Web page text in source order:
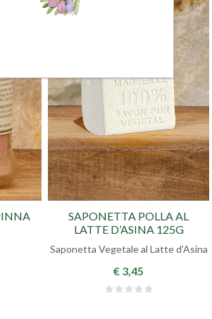
SAPONETTA POLLA AL
LATTE D’ASINA 125G
Saponetta Vegetale al Latte d’Asina
€ 3,45